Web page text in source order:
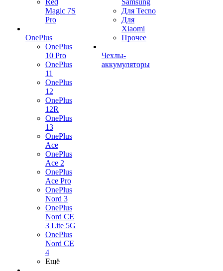
Red
Magic 7S
Pro
OnePlus
OnePlus
10 Pro
OnePlus
11
OnePlus
12
OnePlus
12R
OnePlus
13
OnePlus
Ace
OnePlus
Ace 2
OnePlus
Ace Pro
OnePlus
Nord 3
OnePlus
Nord CE
3 Lite 5G
OnePlus
Nord CE
4
Ещё
Samsung
Для Tecno
Для
Xiaomi
Прочее
Чехлы-
аккумуляторы